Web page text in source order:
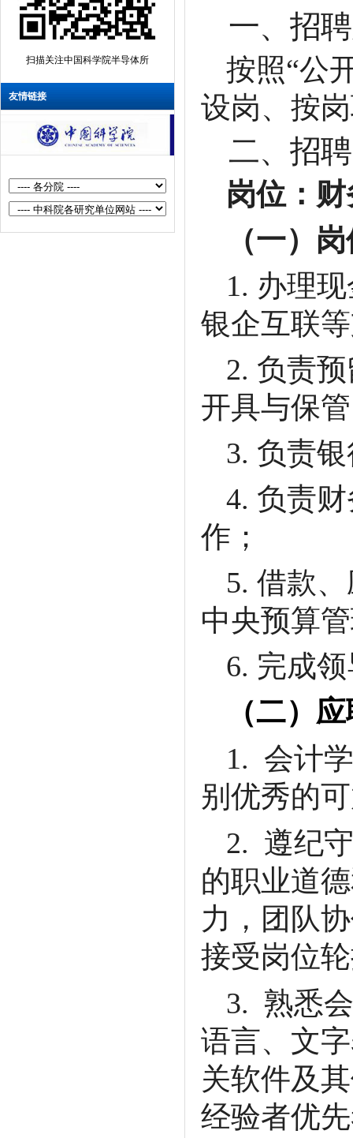
中国科学院半导体研究所保密管理
业务主管招聘启事
半导体芯片物理与技术重点实验室B
组博士后招聘启事
半导体所2026年秋季入学博士研究
生招生报名通知
与信息化中心档案管理人员招聘启
事
扫描关注中国科学院半导体所
友情链接
一、招
按照“公
设岗、按
二、招
岗位：
（一）
1. 办理
银企互联等
2. 负责
开具与保
3. 负责
4. 负责
作；
5. 借款
中央预算
6. 完成
（二）
1. 会计
别优秀的
2. 遵纪
的职业道
力，团队
接受岗位
3. 熟悉
语言、文
关软件及
经验者优